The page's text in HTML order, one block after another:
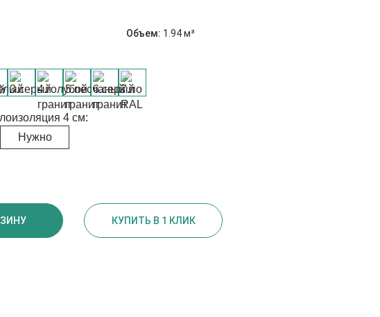
Объем: 1.94 м³
4 см:
Нужно
КУПИТЬ В 1 КЛИК